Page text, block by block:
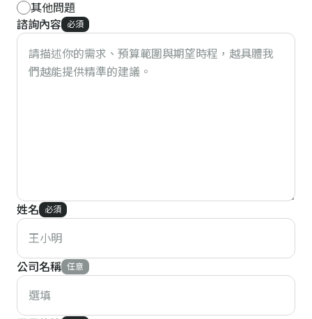
其他問題
諮詢內容 必須
姓名 必須
公司名稱 任意